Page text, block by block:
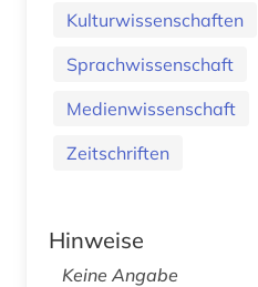
Kulturwissenschaften
Sprachwissenschaft
Medienwissenschaft
Zeitschriften
Hinweise
Keine Angabe